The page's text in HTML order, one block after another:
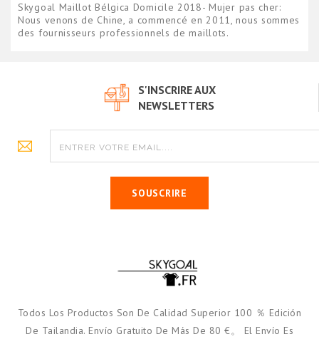
Skygoal Maillot Bélgica Domicile 2018- Mujer pas cher:
Nous venons de Chine, a commencé en 2011, nous sommes
des fournisseurs professionnels de maillots.
S'INSCRIRE AUX
NEWSLETTERS
SOUSCRIRE
Todos Los Productos Son De Calidad Superior 100 ％ Edición
De Tailandia. Envío Gratuito De Más De 80 €。 El Envío Es